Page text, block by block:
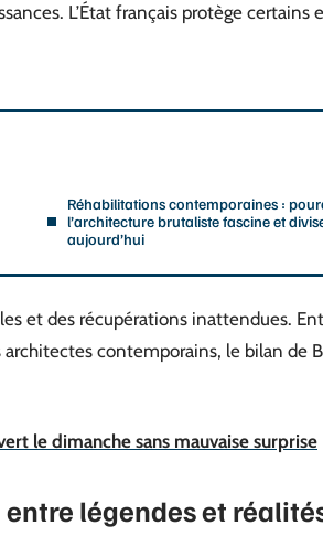
L’État français protège certains
Réhabilitations contemporaines :
l’architecture brutaliste fascine et
aujourd’hui
et des récupérations inattendues.
contemporains, le bilan de
le dimanche sans mauvaise surprise
légendes et